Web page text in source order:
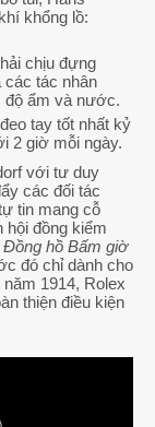
khổng lồ:
chịu đựng
các tác nhân
độ ẩm và nước.
tay tốt nhất kỷ
2 giờ mỗi ngày.
với tư duy
các đối tác
tin mang cỗ
hội đồng kiểm
hồ Bấm giờ
đó chỉ dành cho
1914, Rolex
thiện điều kiện